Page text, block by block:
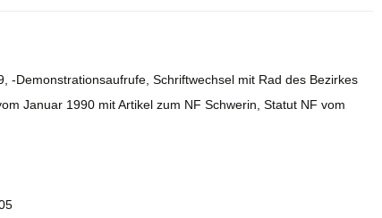
-Demonstrationsaufrufe, Schriftwechsel mit Rad des Bezirkes
Januar 1990 mit Artikel zum NF Schwerin, Statut NF vom